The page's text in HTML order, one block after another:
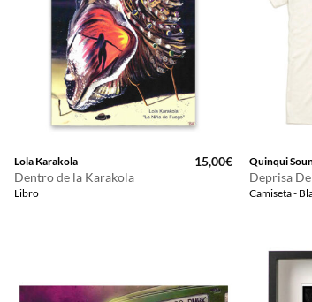
precio
actual
Lola Karakola
Dentro de la Karakola
Libro
15,00€ Quinqui
Deprisa
Camiseta -